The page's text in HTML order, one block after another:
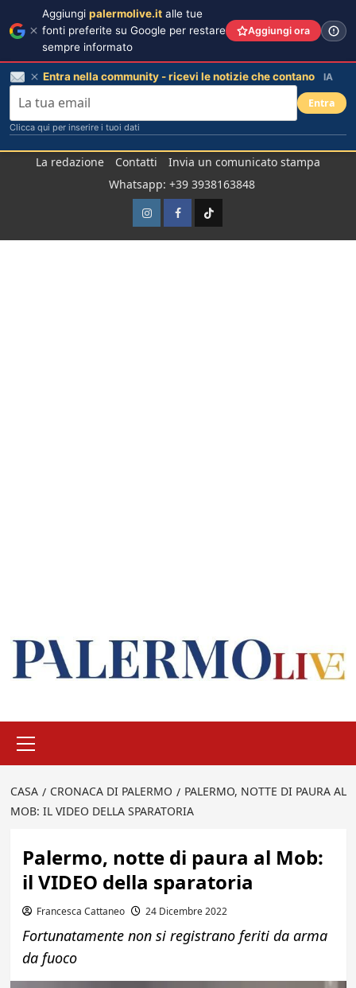
La redazione Contatti
Invia un comunicato stampa
Whatsapp: +39 3938163848
InstagramFacebook
TikTok
principale
CASA CRONACA DI PALERMO
PALERMO, NOTTE DI PAURA AL
MOB: IL VIDEO DELLA SPARATORIA
Palermo, notte di paura al Mob:
il VIDEO della sparatoria
Francesca Cattaneo 24 Dicembre 2022
Fortunatamente non si registrano feriti da arma
da fuoco
Aggiungi palermolive.it alle tue
fonti preferite su Google per restare
sempre informato
Aggiungi ora
Entra nella community - ricevi le notizie che contano IA
Entra
Clicca qui per inserire i tuoi dati